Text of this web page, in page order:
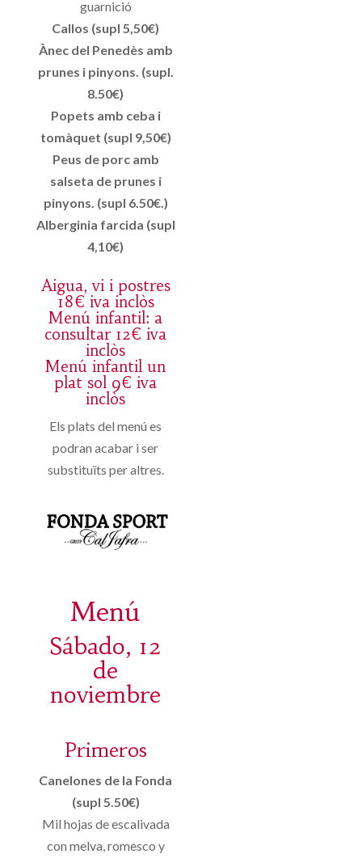
guarnició
Callos (supl 5,50€)
Ànec del Penedès amb
prunes i pinyons. (supl.
8.50€)
Popets amb ceba i
tomàquet (supl 9,50€)
Peus de porc amb
salseta de prunes i
pinyons. (supl 6.50€.)
Alberginia farcida (supl
4,10€)
Aigua, vi i postres
18€ iva inclòs
Menú infantil: a
consultar 12€ iva
inclòs
Menú infantil un
plat sol 9€ iva
inclòs
Els plats del menú es
podran acabar i ser
substituïts per altres.
Menú
Sábado, 12
de
noviembre
Primeros
Canelones de la Fonda
(supl 5.50€)
Mil hojas de escalivada
con melva, romesco y